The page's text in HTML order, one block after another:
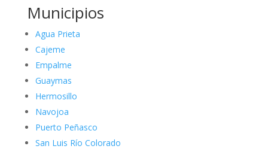
Municipios
Agua Prieta
Cajeme
Empalme
Guaymas
Hermosillo
Navojoa
Puerto Peñasco
San Luis Río Colorado